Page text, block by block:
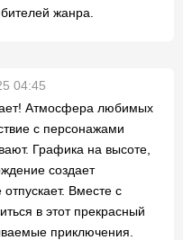
жанра.
04:45
Атмосфера любимых
с персонажами
Графика на высоте,
создает
Вместе с
в этот прекрасный
приключения.